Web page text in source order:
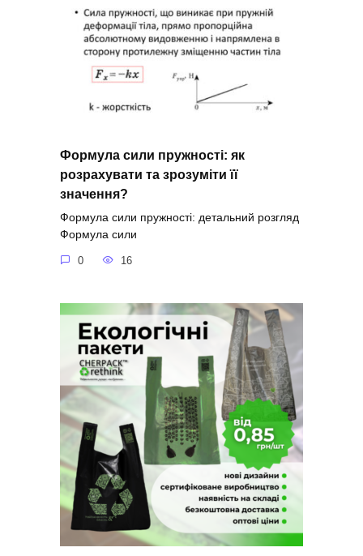
Формула сили пружності: як
розрахувати та зрозуміти її
значення?
Формула сили пружності: детальний розгляд
Формула сили
0 16